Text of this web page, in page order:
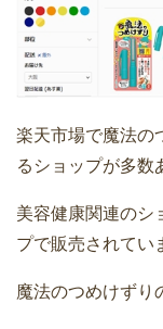
楽天市場で魔法の
るショップが多数
美容健康関連のシ
プで販売されてい
魔法のつめけずり